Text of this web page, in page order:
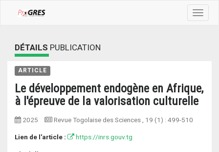
Toggle
DÉTAILS PUBLICATION
ARTICLE
Le développement endogène en Afrique,
à l'épreuve de la valorisation culturelle
2025 Revue Togolaise des Sciences , 19 (1) : 499-510
Lien de l'article : https://inrs.gouv.tg